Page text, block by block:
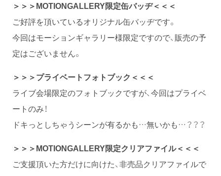
＞＞＞MOTIONGALLERY限定缶バッヂ＜＜＜
ご好評を頂いているオリジナル缶バッヂです。
今回はモーションギャラリー様限定ですので、販売の予
定はございません。
＞＞＞プライベートフォトブック＜＜＜
ライブ会場限定のフォトブックですが、今回はプライベ
ートのみ！
ドキっとしちゃうシーンが有るかも…無いかも…？？？
＞＞＞MOTIONGALLERY限定クリアファイル＜＜＜
ご支援頂いた方だけに向けた、非売品クリアファイルで